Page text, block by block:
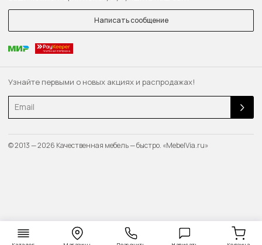
Узнайте первыми о новых акциях и распродажах!
Email
Написать сообщение
© 2013 — 2026 Качественная мебель — быстро. «MebelVia.ru»